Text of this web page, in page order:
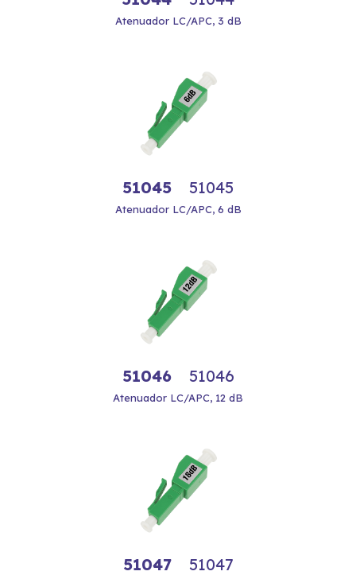
Atenuador LC/APC, 3 dB
51045 51045
Atenuador LC/APC, 6 dB
51046 51046
Atenuador LC/APC, 12 dB
51047 51047